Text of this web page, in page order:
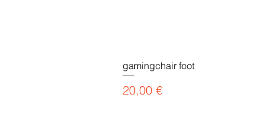
gamingchair foot
Preis
20,00 €